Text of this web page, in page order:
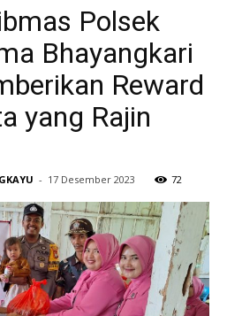
Polsek
Bhayangkari
Reward
yang Rajin
- 17 Desember 2023 72